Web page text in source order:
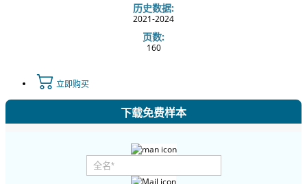
历史数据:
2021-2024
页数:
160
立即购买
下载免费样本